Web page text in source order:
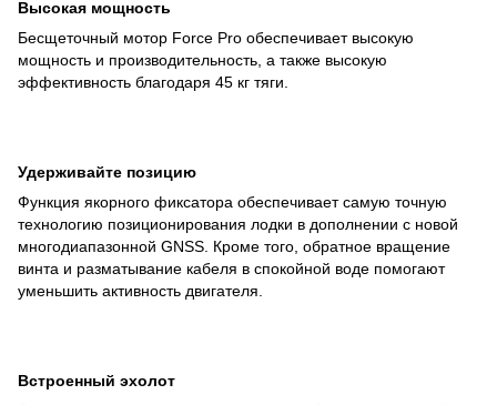
Высокая мощность
Бесщеточный мотор Force Pro обеспечивает высокую
мощность и производительность, а также высокую
эффективность благодаря 45 кг тяги.
Удерживайте позицию
Функция якорного фиксатора обеспечивает самую точную
технологию позиционирования лодки в дополнении с новой
многодиапазонной GNSS. Кроме того, обратное вращение
винта и разматывание кабеля в спокойной воде помогают
уменьшить активность двигателя.
Встроенный эхолот